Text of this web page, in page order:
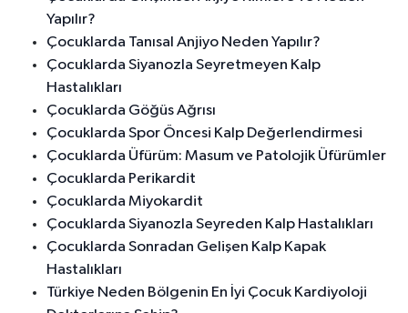
Yapılır?
Çocuklarda Tanısal Anjiyo Neden Yapılır?
Çocuklarda Siyanozla Seyretmeyen Kalp
Hastalıkları
Çocuklarda Göğüs Ağrısı
Çocuklarda Spor Öncesi Kalp Değerlendirmesi
Çocuklarda Üfürüm: Masum ve Patolojik Üfürümler
Çocuklarda Perikardit
Çocuklarda Miyokardit
Çocuklarda Siyanozla Seyreden Kalp Hastalıkları
Çocuklarda Sonradan Gelişen Kalp Kapak
Hastalıkları
Türkiye Neden Bölgenin En İyi Çocuk Kardiyoloji